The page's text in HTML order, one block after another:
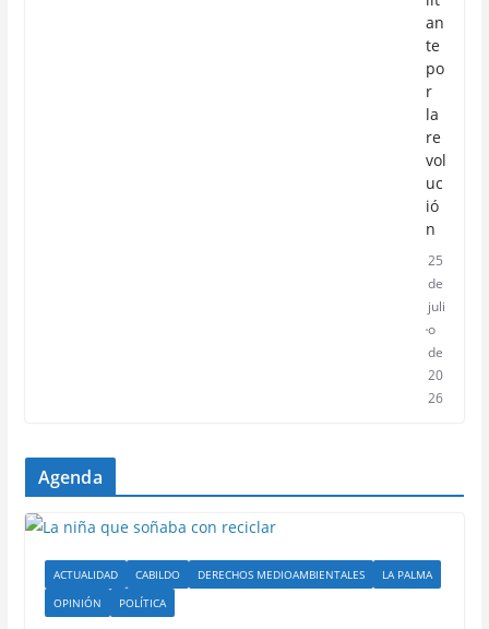
an
te
po
r
la
re
vol
uc
ió
n
25
de
juli
o
de
20
26
Agenda
ACTUALIDAD CABILDO DERECHOS MEDIOAMBIENTALES
LA PALMA
OPINIÓN
POLÍTICA